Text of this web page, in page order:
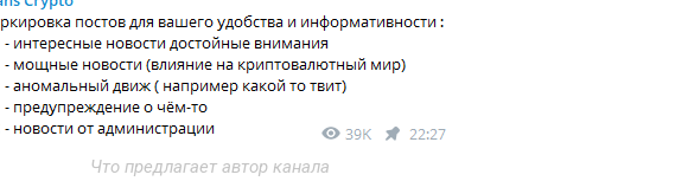
Что предлагает автор канала